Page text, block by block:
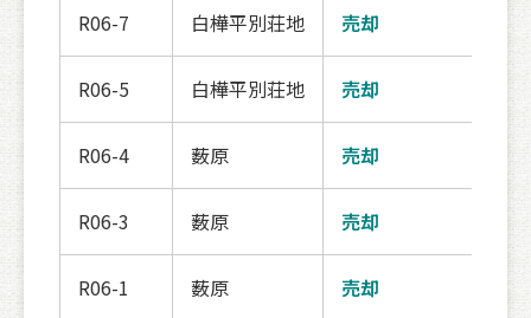
R06-7 白樺平別荘地 売却
R06-5 白樺平別荘地 売却
R06-4 薮原 売却
R06-3 薮原 売却
R06-1 薮原 売却